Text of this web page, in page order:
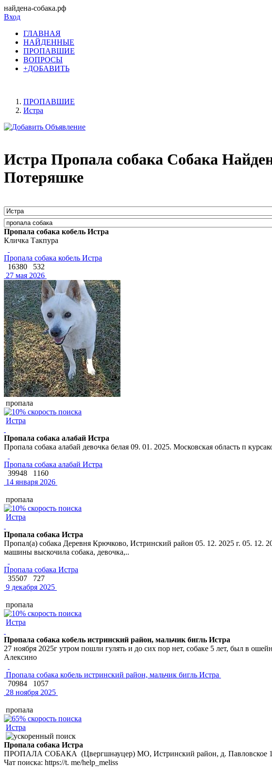
найдена-собака.рф
Вход
ГЛАВНАЯ
НАЙДЕННЫЕ
ПРОПАВШИЕ
ВОПРОСЫ
+ДОБАВИТЬ
ПРОПАВШИЕ
Истра
Истра Пропала собака Собака
Потеряшке
Пропала собака кобель Истра
Кличка Такпура
Пропала собака кобель Истра
16380
532
27 мая 2026
пропала
Истра
Пропала собака алабай Истра
Пропала собака алабай девочка белая 09. 01. 2025. Московская область п
Пропала собака алабай Истра
39948
1160
14 января 2026
пропала
Истра
Пропала собака Истра
Пропал(а) собака Деревня Крючково, Истринский район 05. 12. 2025 г. 05. 12.
машины выскочила собака, девочка,..
Пропала собака Истра
35507
727
9 декабря 2025
пропала
Истра
Пропала собака кобель истринский район, мальчик бигль Истра
27 ноября 2025г утром пошли гулять и до сих пор нет, собаке 5 лет, был в
Алексино
Пропала собака кобель истринский район, мальчик бигль Истра
70984
1057
28 ноября 2025
пропала
Истра
Пропала собака Истра
ПРОПАЛА СОБАКА (Цвергшнауцер) МО, Истринский район, д. Павловское
Чат поиска: https://t. me/help_meliss